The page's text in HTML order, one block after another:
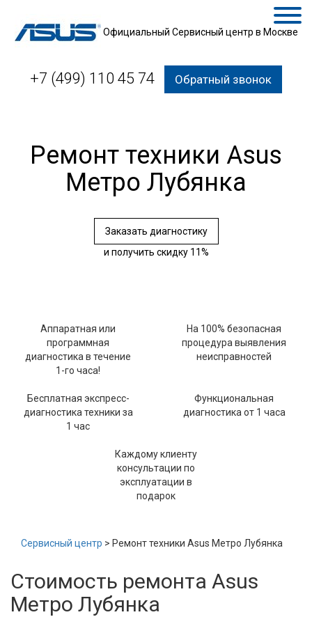
Официальный Сервисный центр в Москве
+7 (499) 110 45 74 Обратный звонок
Ремонт техники Asus
Метро Лубянка
Заказать диагностику
и получить скидку 11%
Аппаратная или
программная
диагностика в течение
1-го часа!
На 100% безопасная
процедура выявления
неисправностей
Бесплатная экспресс-
диагностика техники за
1 час
Функциональная
диагностика от 1 часа
Каждому клиенту
консультации по
эксплуатации в
подарок
Сервисный центр > Ремонт техники Asus Метро Лубянка
Стоимость ремонта Asus
Метро Лубянка